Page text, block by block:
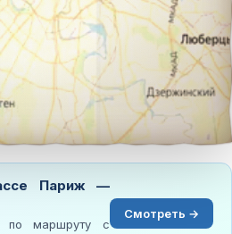
Париж —
по маршруту с
Смотреть →